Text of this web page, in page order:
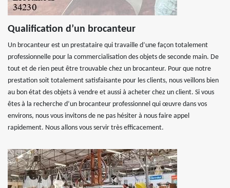
Qualification d’un brocanteur
Un brocanteur est un prestataire qui travaille d’une façon totalement
professionnelle pour la commercialisation des objets de seconde main. De
tout et de rien peut être trouvable chez un brocanteur. Pour que notre
prestation soit totalement satisfaisante pour les clients, nous veillons bien
au bon état des objets à vendre et aussi à acheter chez un client. Si vous
êtes à la recherche d’un brocanteur professionnel qui œuvre dans vos
environs, nous vous invitons de ne pas hésiter à nous faire appel
rapidement. Nous allons vous servir très efficacement.